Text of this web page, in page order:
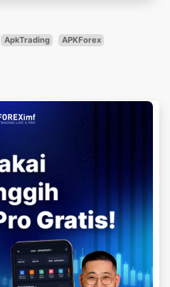
ApkTrading APKForex